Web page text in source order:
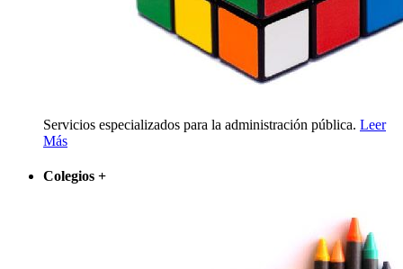
Servicios especializados para la administración pública. Leer
Más
Colegios +